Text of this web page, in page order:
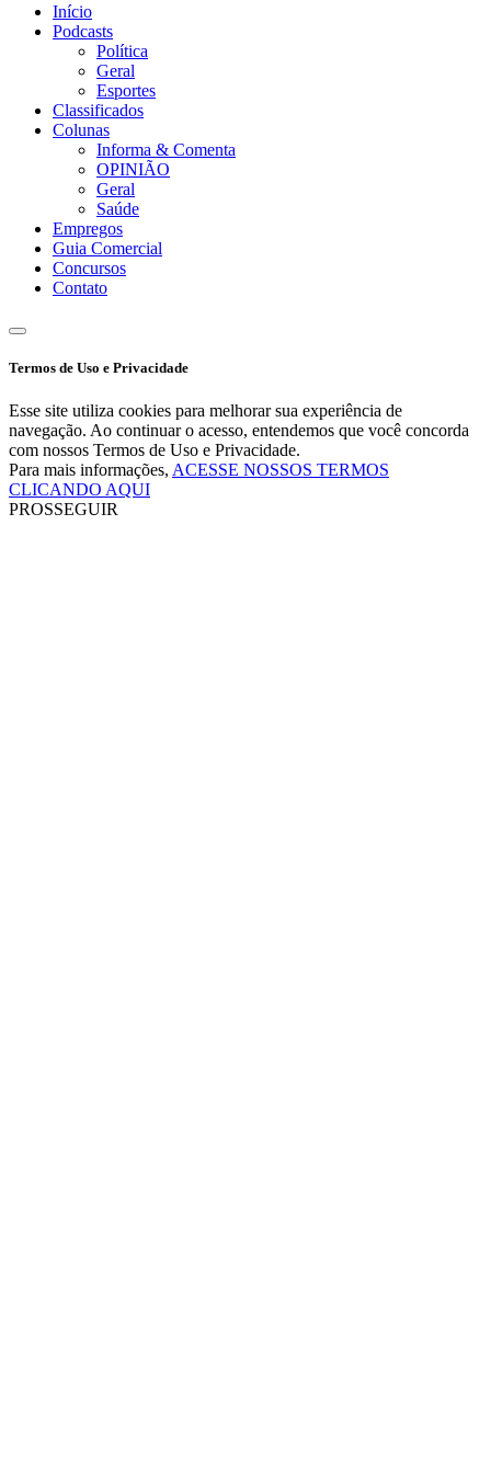
Início
Podcasts
Política
Geral
Esportes
Classificados
Colunas
Informa & Comenta
OPINIÃO
Geral
Saúde
Empregos
Guia Comercial
Concursos
Contato
Termos de Uso e Privacidade
Esse site utiliza cookies para melhorar sua experiência de
navegação. Ao continuar o acesso, entendemos que você concorda
com nossos Termos de Uso e Privacidade.
Para mais informações, ACESSE NOSSOS TERMOS
CLICANDO AQUI
PROSSEGUIR